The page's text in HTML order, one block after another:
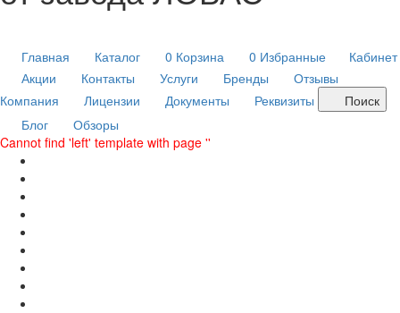
Главная Каталог 0 Корзина 0 Избранные
Кабинет
Акции
Контакты Услуги Бренды
Отзывы
Компания
Лицензии Документы Реквизиты
Поиск
Блог
Обзоры
Cannot find 'left' template with page ''